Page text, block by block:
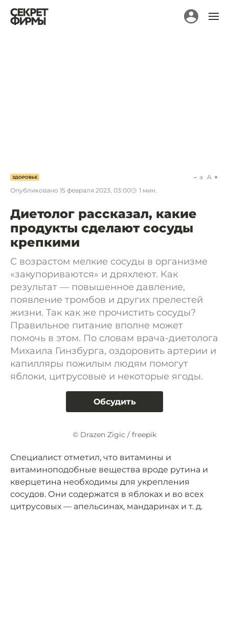
ЗДОРОВЬЕ
Опубликовано 15 февраля 2023, 03:00 1 мин.
a A
Диетолог рассказал, какие
продукты сделают сосуды
крепкими
С возрастом мелкие сосуды в организме
«закупориваются» и дряхлеют. Как
результат — повышенное давление,
появление тромбов и других прелестей
жизни. Так как же прочистить сосуды?
Правильное питание вполне может
помочь в этом. По словам врача-диетолога
Михаила Гинзбурга, оздоровить артерии и
капилляры пожилым людям помогут
яблоки, цитрусовые и некоторые ягоды.
Обсудить
© Drazen Zigic / freepik
Специалист отметил, что витамины и
витаминоподобные вещества вроде рутина и
кверцетина необходимы для укрепления
сосудов. Они содержатся в яблоках и во всех
цитрусовых — апельсинах, мандаринах и т. д.